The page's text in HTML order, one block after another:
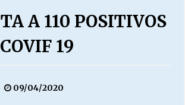
HISTORIA
“ORGULLOSOS DE SER DC” SALUDA EL
A 110 POSITIVOS
19
09/04/2020